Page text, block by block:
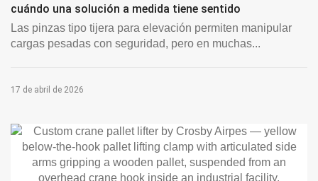
cuándo una solución a medida tiene sentido
Las pinzas tipo tijera para elevación permiten manipular
cargas pesadas con seguridad, pero en muchas...
17 de abril de 2026